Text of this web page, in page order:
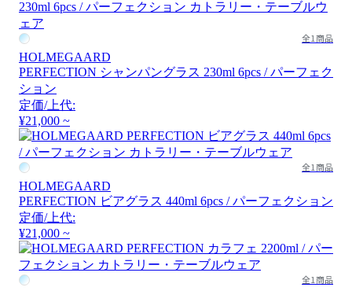
全1商品
HOLMEGAARD
PERFECTION シャンパングラス 230ml 6pcs / パーフェク
ション
定価/上代:
¥21,000 ~
全1商品
HOLMEGAARD
PERFECTION ビアグラス 440ml 6pcs / パーフェクション
定価/上代:
¥21,000 ~
全1商品